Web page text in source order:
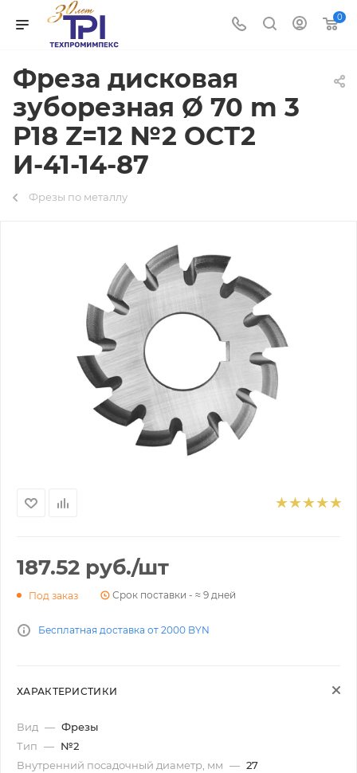
0
Фреза дисковая
зуборезная Ø 70 m 3
Р18 Z=12 №2 ОСТ2
И-41-14-87
Фрезы по металлу
187.52 руб./шт
Под заказ Срок поставки - ≈ 9 дней
Бесплатная доставка от 2000 BYN
ХАРАКТЕРИСТИКИ
Вид — Фрезы
Тип — №2
Внутренний посадочный диаметр, мм — 27